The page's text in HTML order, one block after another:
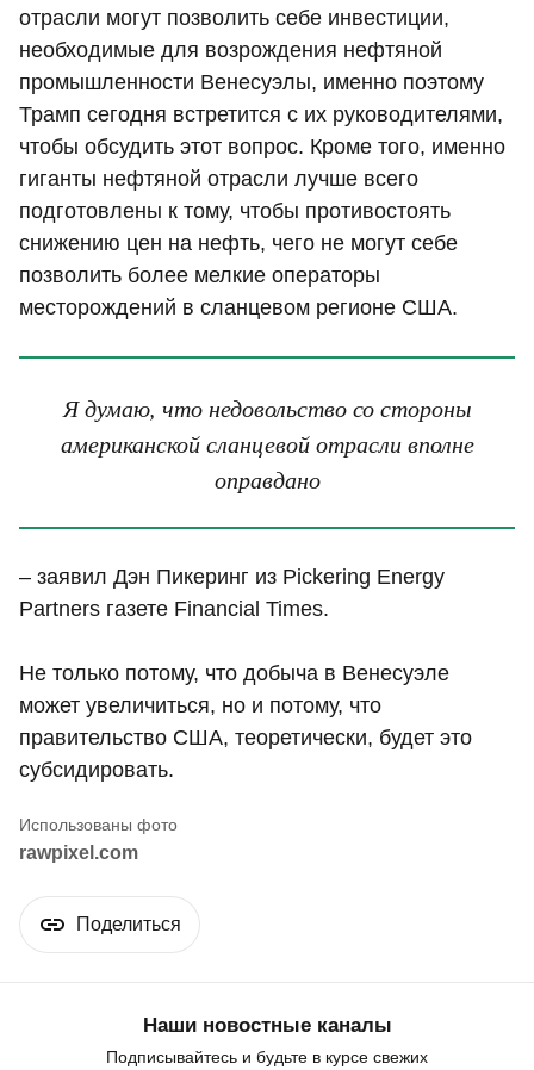
отрасли могут позволить себе инвестиции,
необходимые для возрождения нефтяной
промышленности Венесуэлы, именно поэтому
Трамп сегодня встретится с их руководителями,
чтобы обсудить этот вопрос. Кроме того, именно
гиганты нефтяной отрасли лучше всего
подготовлены к тому, чтобы противостоять
снижению цен на нефть, чего не могут себе
позволить более мелкие операторы
месторождений в сланцевом регионе США.
Я думаю, что недовольство со стороны
американской сланцевой отрасли вполне
оправдано
– заявил Дэн Пикеринг из Pickering Energy
Partners газете Financial Times.
Не только потому, что добыча в Венесуэле
может увеличиться, но и потому, что
правительство США, теоретически, будет это
субсидировать.
rawpixel.com
Поделиться
Наши новостные каналы
Подписывайтесь и будьте в курсе свежих